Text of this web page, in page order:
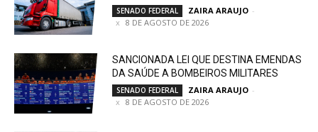
SENADO FEDERAL ZAIRA ARAUJO -
8 DE AGOSTO DE 2026
SANCIONADA LEI QUE DESTINA EMENDAS
DA SAÚDE A BOMBEIROS MILITARES
SENADO FEDERAL ZAIRA ARAUJO -
8 DE AGOSTO DE 2026